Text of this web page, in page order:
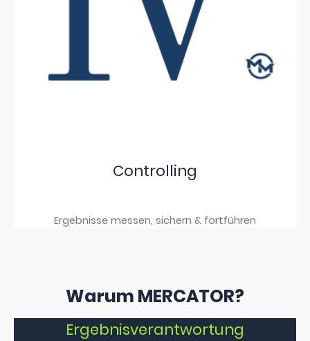
Controlling
Ergebnisse messen, sichern & fortführen
Warum MERCATOR?
Ergebnisverantwortung